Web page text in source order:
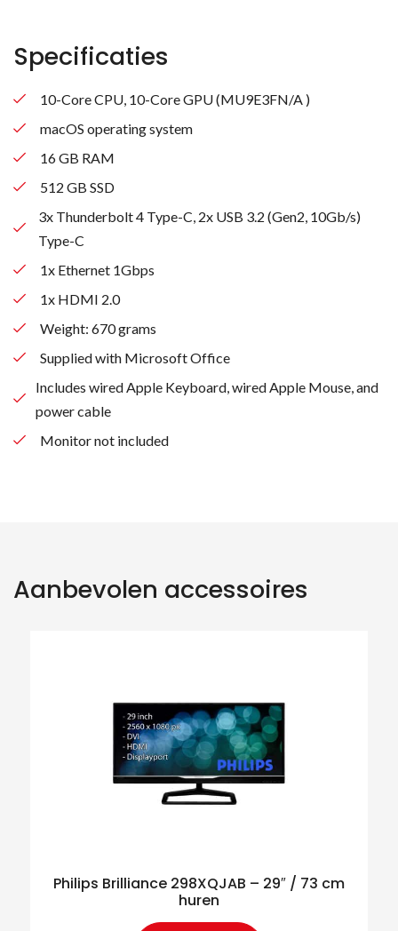
Specificaties
10-Core CPU, 10-Core GPU (MU9E3FN/A )
macOS operating system
16 GB RAM
512 GB SSD
3x Thunderbolt 4 Type-C, 2x USB 3.2 (Gen2, 10Gb/s)
Type-C
1x Ethernet 1Gbps
1x HDMI 2.0
Weight: 670 grams
Supplied with Microsoft Office
Includes wired Apple Keyboard, wired Apple Mouse, and
power cable
Monitor not included
Aanbevolen accessoires
Philips Brilliance 298XQJAB – 29″ / 73 cm
huren